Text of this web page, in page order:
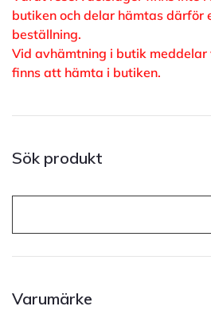
butiken och delar hämtas därför
beställning.
Vid avhämtning i butik
finns att hämta i butiken.
Sök produkt
Varumärke